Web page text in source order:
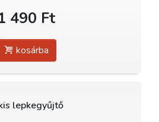
490 Ft
kosárba
lepkegyűjtő